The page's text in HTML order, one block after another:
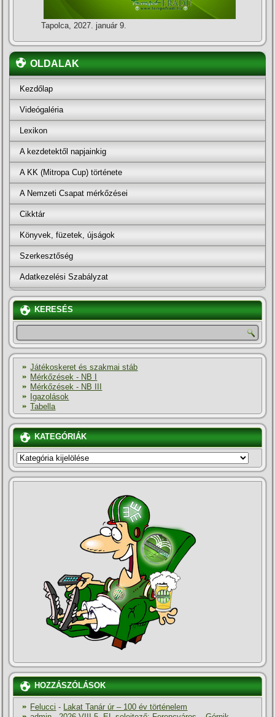
Tapolca, 2027. január 9.
OLDALAK
Kezdőlap
Videógaléria
Lexikon
A kezdetektől napjainkig
A KK (Mitropa Cup) története
A Nemzeti Csapat mérkőzései
Cikktár
Könyvek, füzetek, újságok
Szerkesztőség
Adatkezelési Szabályzat
KERESÉS
Játékoskeret és szakmai stáb
Mérkőzések - NB I
Mérkőzések - NB III
Igazolások
Tabella
KATEGÓRIÁK
KATEGÓRIÁK
HOZZÁSZÓLÁSOK
Felucci - Lakat Tanár úr – 100 év történelem